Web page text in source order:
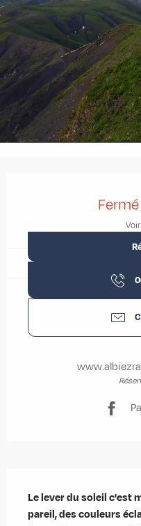
Le lever du soleil c'est
pareil, des couleurs